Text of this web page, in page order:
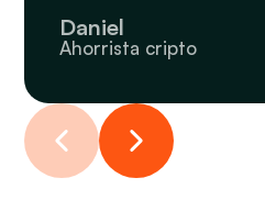
Daniel
Ahorrista cripto